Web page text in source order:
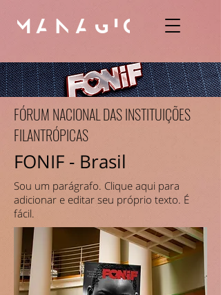
FÓRUM NACIONAL DAS INSTITUIÇÕES
FILANTRÓPICAS
FONIF - Brasil
Sou um parágrafo. Clique aqui para
adicionar e editar seu próprio texto. É
fácil.